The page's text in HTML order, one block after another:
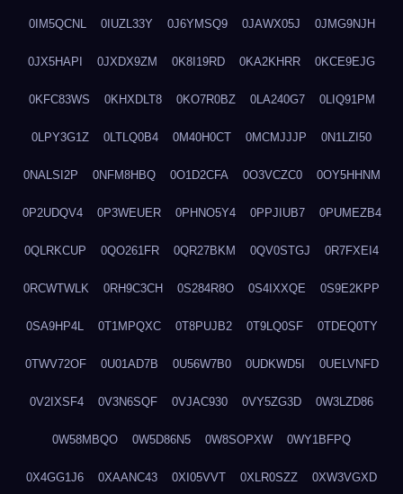
0IM5QCNL 0IUZL33Y 0J6YMSQ9 0JAWX05J 0JMG9NJH
0JX5HAPI 0JXDX9ZM 0K8I19RD 0KA2KHRR 0KCE9EJG
0KFC83WS 0KHXDLT8 0KO7R0BZ 0LA240G7 0LIQ91PM
0LPY3G1Z 0LTLQ0B4 0M40H0CT 0MCMJJJP 0N1LZI50
0NALSI2P 0NFM8HBQ 0O1D2CFA 0O3VCZC0 0OY5HHNM
0P2UDQV4 0P3WEUER 0PHNO5Y4 0PPJIUB7 0PUMEZB4
0QLRKCUP 0QO261FR 0QR27BKM 0QV0STGJ 0R7FXEI4
0RCWTWLK 0RH9C3CH 0S284R8O 0S4IXXQE 0S9E2KPP
0SA9HP4L 0T1MPQXC 0T8PUJB2 0T9LQ0SF 0TDEQ0TY
0TWV72OF 0U01AD7B 0U56W7B0 0UDKWD5I 0UELVNFD
0V2IXSF4 0V3N6SQF 0VJAC930 0VY5ZG3D 0W3LZD86
0W58MBQO 0W5D86N5 0W8SOPXW 0WY1BFPQ
0X4GG1J6 0XAANC43 0XI05VVT 0XLR0SZZ 0XW3VGXD